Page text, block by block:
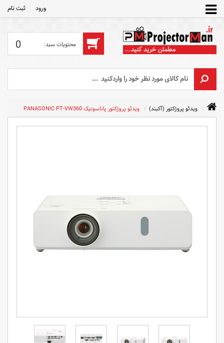
ورود ثبت‌ نام
0
ویدئو پروژکتور (آکبند) ویدئو پروژکتور پاناسونیک PANASONIC PT-VW360